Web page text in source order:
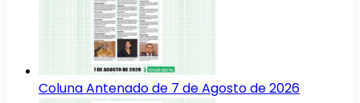
Coluna Antenado de 7 de Agosto de 2026